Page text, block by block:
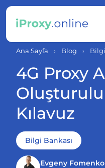
Ana Sayfa › Blog ›
4G Proxy
Kılavuz
Bilgi Bankası
Evgeny Fomenko